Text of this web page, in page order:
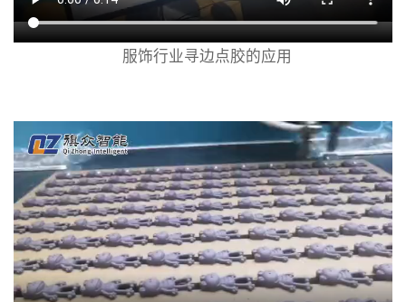
服饰行业寻边点胶的应用